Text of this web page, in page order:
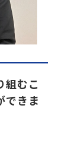
組むこ
できま